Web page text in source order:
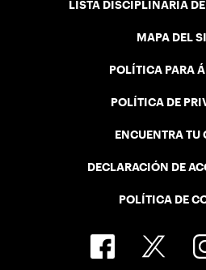
LISTA DISCIPLINARIA DE
MAPA DEL
POLÍTICA PARA
POLÍTICA DE
ENCUENTRA TU
DECLARACIÓN DE
POLÍTICA DE